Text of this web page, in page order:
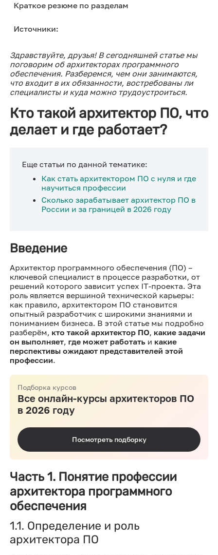
Краткое резюме по разделам
Источники:
Здравствуйте, друзья! В сегодняшней статье мы
поговорим об архитекторах программного
обеспечения. Разберемся, чем они занимаются,
что входит в их обязанности, востребованы ли
специалисты и куда можно трудоустроиться.
Кто такой архитектор ПО, что
делает и где работает?
Еще статьи по данной тематике:
Как стать архитектором ПО с нуля и где
научиться профессии
Сколько зарабатывает архитектор ПО в
России и за границей в 2026 году
Введение
Архитектор программного обеспечения (ПО) –
ключевой специалист в процессе разработки, от
решений которого зависит успех IT-проекта. Эта
роль является вершиной технической карьеры:
как правило, архитектором ПО становится
опытный разработчик с широкими знаниями и
пониманием бизнеса. В этой статье мы подробно
разберём, кто такой архитектор ПО, какие задачи
он выполняет, где может работать и какие
перспективы ожидают представителей этой
профессии.
Подборка курсов
Все онлайн-курсы архитекторов ПО
в 2026 году
Посмотреть подборку
Часть 1. Понятие профессии
архитектора программного
обеспечения
1.1. Определение и роль
архитектора ПО